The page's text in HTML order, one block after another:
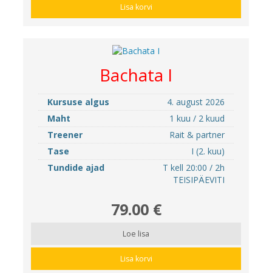
Lisa korvi
Bachata I
Kursuse algus
4. august 2026
Maht
1 kuu / 2 kuud
Treener
Rait & partner
Tase
I (2. kuu)
Tundide ajad
T kell 20:00 / 2h
TEISIPÄEVITI
79.00 €
Loe lisa
Lisa korvi